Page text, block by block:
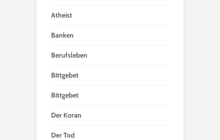
Atheist
Banken
Berufsleben
Bittgebet
Bittgebet
Der Koran
Der Tod